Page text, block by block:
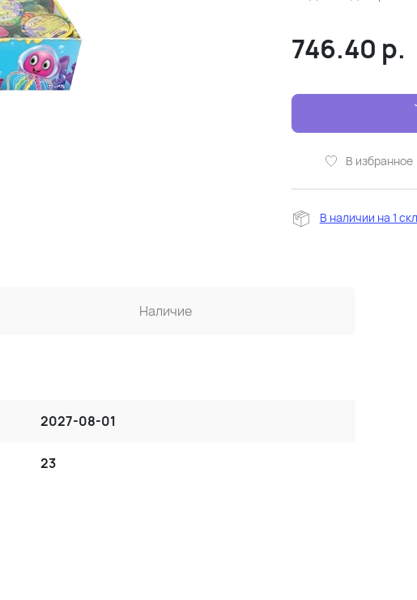
746.40 р.
В избранное
В наличии на 1
Наличие
2027-08-01
23